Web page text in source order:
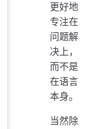
更好地
专注在
问题解
决上，
而不是
在语言
本身。
当然除